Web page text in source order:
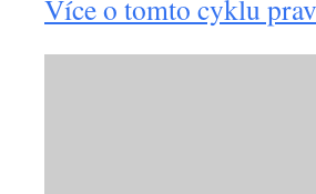
Více o tomto cyklu